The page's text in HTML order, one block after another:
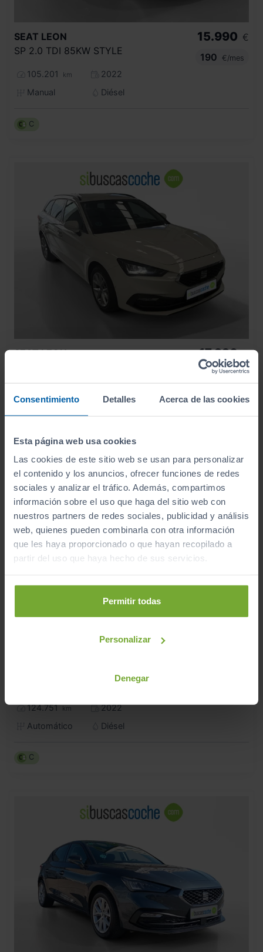
Consentimiento Detalles Acerca de las cookies
Esta página web usa cookies
Las cookies de este sitio web se usan para personalizar
el contenido y los anuncios, ofrecer funciones de redes
sociales y analizar el tráfico. Además, compartimos
información sobre el uso que haga del sitio web con
nuestros partners de redes sociales, publicidad y análisis
web, quienes pueden combinarla con otra información
que les haya proporcionado o que hayan recopilado a
partir del uso que haya hecho de sus servicios.
Permitir todas
Personalizar
Denegar
SEAT LEON
SP 2.0 TDI 85KW STYLE
105.201 km
2022
Manual
Diésel
15.990 €
190
€/mes
C
SEAT LEON
17.990 €
214 €/mes
C
SP 2.0 TDI 110KW DSG S
124.751 km
2022
Automático
Diésel
C